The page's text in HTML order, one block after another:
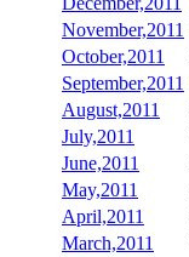
November,2011
October,2011
September,2011
August,2011
July,2011
June,2011
May,2011
April,2011
March,2011